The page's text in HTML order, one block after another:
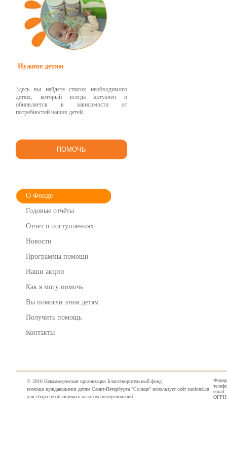
Нужное детям
Здесь вы найдете список необходимого
детям, который всегда актуален и
обновляется в зависимости от
потребностей наших детей.
ПОМОЧЬ
О Фонде
Годовые отчёты
Отчет о поступлениях
Новости
Программы помощи
Наши акции
Как я могу помочь
Вы помогли этим детям
Получить помощь
Контакты
© 2010 Некоммерческая организация Благотворительный фонд
помощи нуждающимся детям Санкт-Петербурга "Солнце" использует сайт sunfond.ru
для сбора не облагаемых налогом пожертвований
email:
ОГРН